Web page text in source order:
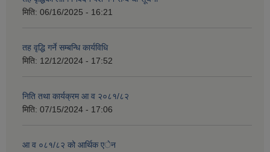
मिति: 06/16/2025 - 16:21
तह वृद्धि गर्ने सम्बन्धि कार्यविधि
मिति: 12/12/2024 - 17:52
निति तथा कार्यक्रम आ व २०८१/८२
मिति: 07/15/2024 - 17:06
आ व ०८१/८२ को आर्थिक एेन